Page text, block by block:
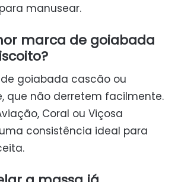
manusear.
marca de goiabada
goiabada cascão ou
que não derretem facilmente.
Coral ou Viçosa
consistência ideal para